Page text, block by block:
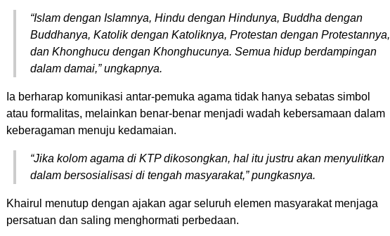
“Islam dengan Islamnya, Hindu dengan Hindunya, Buddha dengan
Buddhanya, Katolik dengan Katoliknya, Protestan dengan Protestannya,
dan Khonghucu dengan Khonghucunya. Semua hidup berdampingan
dalam damai,” ungkapnya.
Ia berharap komunikasi antar-pemuka agama tidak hanya sebatas simbol
atau formalitas, melainkan benar-benar menjadi wadah kebersamaan dalam
keberagaman menuju kedamaian.
“Jika kolom agama di KTP dikosongkan, hal itu justru akan menyulitkan
dalam bersosialisasi di tengah masyarakat,” pungkasnya.
Khairul menutup dengan ajakan agar seluruh elemen masyarakat menjaga
persatuan dan saling menghormati perbedaan.